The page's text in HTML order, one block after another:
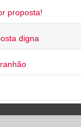
proposta!
digna